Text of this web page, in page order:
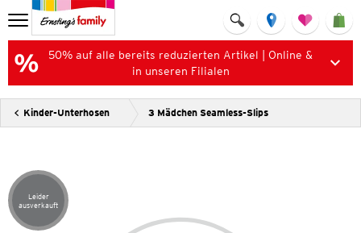
50% auf alle bereits reduzierten Artikel | Online &
in unseren Filialen
Kinder-Unterhosen 3 Mädchen Seamless-Slips
Artikel leider ausverkauft
Leider
ausverkauft